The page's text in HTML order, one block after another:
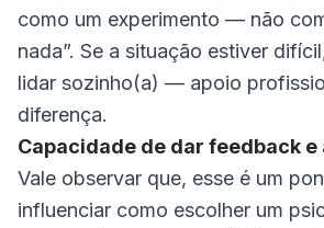
como um experimento — não
nada”. Se a situação estiver
lidar sozinho(a) — apoio
diferença.
Capacidade de dar feedback
Vale observar que, esse é um
influenciar como escolher um